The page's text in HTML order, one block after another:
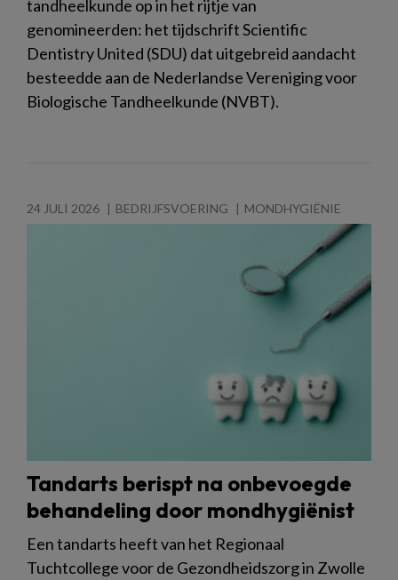
tandheelkunde op in het rijtje van
genomineerden: het tijdschrift Scientific
Dentistry United (SDU) dat uitgebreid aandacht
besteedde aan de Nederlandse Vereniging voor
Biologische Tandheelkunde (NVBT).
24 JULI 2026 BEDRIJFSVOERING MONDHYGIËNIE
Tandarts berispt na onbevoegde
behandeling door mondhygiënist
Een tandarts heeft van het Regionaal
Tuchtcollege voor de Gezondheidszorg in Zwolle